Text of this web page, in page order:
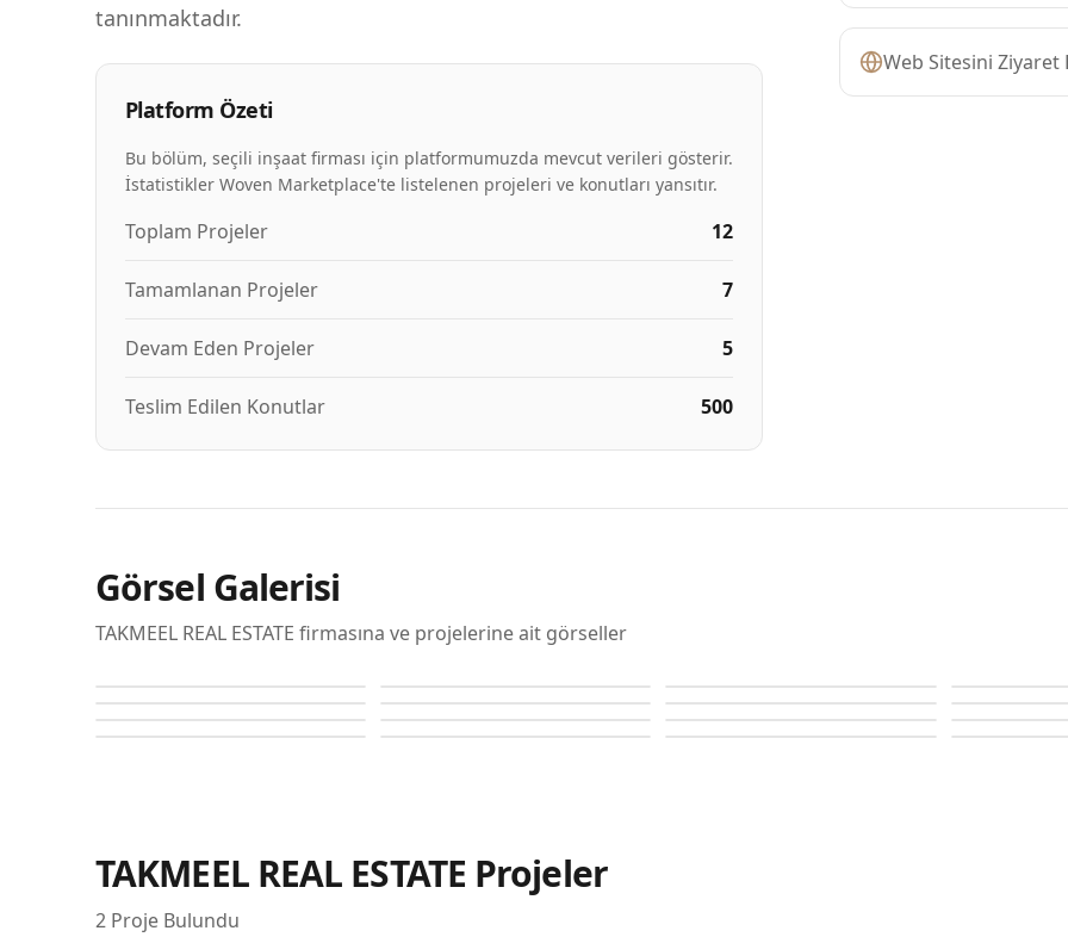
tanınmaktadır.
Platform Özeti
Bu bölüm, seçili inşaat firması için platformumuzda mevcut verileri gösterir.
İstatistikler Woven Marketplace'te listelenen projeleri ve konutları yansıtır.
Toplam Projeler 12
Tamamlanan Projeler 7
Devam Eden Projeler 5
Teslim Edilen Konutlar 500
Web Sitesini Ziyaret
Görsel Galerisi
TAKMEEL REAL ESTATE firmasına ve projelerine ait görseller
Divine Al Barari Divine Al Barari Divine Al Barari
Divine Al Barari
Divine Al Barari
Divine Al Barari Divine Al Barari
Divine Al Barari
Divine Al Barari
Divine Al Barari Divine Al Barari
Divine Al Barari
TAKMEEL REAL ESTATE Projeler
2 Proje Bulundu